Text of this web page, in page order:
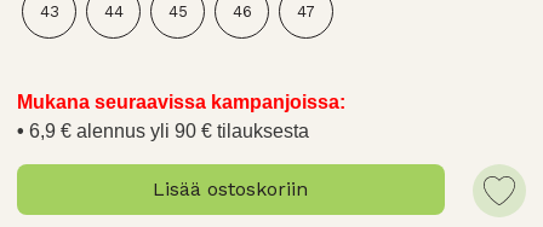
43 44 45 46 47
Mukana seuraavissa kampanjoissa:
6,9 € alennus yli 90 € tilauksesta
Lisää ostoskoriin